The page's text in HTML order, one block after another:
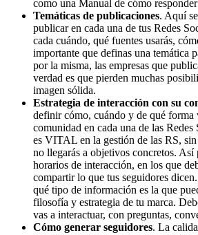
como una Manual de cómo
Temáticas de publicaciones. Aquí
publicar en cada una de tus Redes
cada cuándo, qué fuentes usarás,
importante que definas una temática
por la misma, las empresas que
verdad es que pierden muchas
imagen sólida.
Estrategia de interacción con su
definir cómo, cuándo y de qué forma
comunidad en cada una de las
es VITAL en la gestión de las RS, sin
no llegarás a objetivos concretos. Así
horarios de interacción, en los que
compartir lo que tus seguidores
qué tipo de información es la que
filosofía y estrategia de tu marca.
vas a interactuar, con preguntas,
Cómo generar seguidores. La